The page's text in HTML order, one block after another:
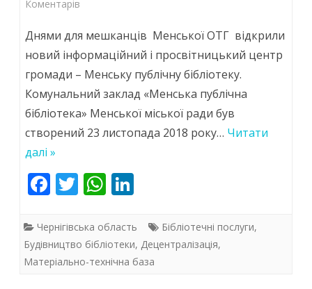
Коментарів
Чернігівщині
відкрили
нову
сучасну
Днями для мешканців Менської ОТГ відкрили
новий інформаційний і просвітницький центр
громади – Менську публічну бібліотеку.
Комунальний заклад «Менська публічна
бібліотека» Менської міської ради був
створений 23 листопада 2018 року… Читати
далі »
F
e
b
o
T
itt
er
W
at
s
A
k
e
dI
Чернігівська область Бібліотечні послуги,
Будівництво бібліотеки, Децентралізація,
Матеріально-технічна база